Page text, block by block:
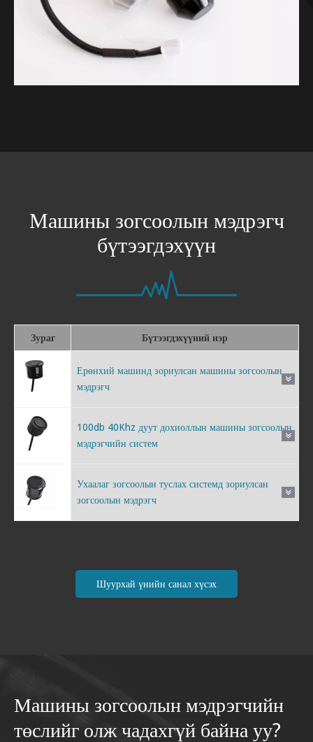
Машины зогсоолын мэдрэгч
бүтээгдэхүүн
Зураг Бүтээгдэхүүний нэр
Ерөнхий машинд зориулсан машины зогсоолын
мэдрэгч
100db 40Khz дуут дохиоллын машины зогсоолын
мэдрэгчийн систем
Ухаалаг зогсоолын туслах системд зориулсан
зогсоолын мэдрэгч
Шуурхай үнийн санал хүсэх
Машины зогсоолын мэдрэгчийн
төслийг олж чадахгүй байна уу?